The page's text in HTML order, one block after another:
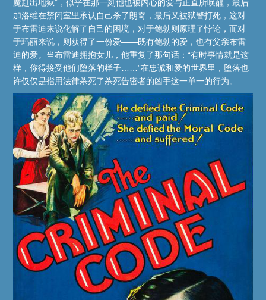
魔赶出地狱”，似乎在那一刻他也被内心的爱与正直所唤醒，最后
加洛维在禁闭室里承认自己杀了朗奇，最后又被狱警打死，这对
于布雷迪来说化解了自己的困境，对于鲍勃则原理了悖论，而对
于玛丽来说，则获得了一份爱——既有鲍勃的爱，也有父亲布雷
迪的爱。当布雷迪拥抱女儿，他重复了那句话：“有时事情就是这
样，你得接受他们堕落的样子……”在忠诚和爱的世界里，堕落也
许仅仅是指用法律杀死了杀死告密者的凶手这一单一的行为。